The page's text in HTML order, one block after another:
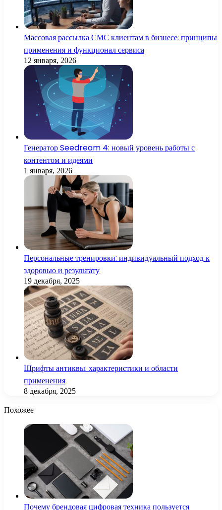
Массовая рассылка СМС клиентам в бизнесе: принципы
применения и функционал сервиса
12 января, 2026
Генератор Seedream 4: новый уровень работы с
контентом и идеями
1 января, 2026
Персональные тренировки: индивидуальный подход к
здоровью и результату
19 декабря, 2025
Шрифты антиквы: характеристики и области
применения
8 декабря, 2025
Похожее
Почему брендовая цифровая техника пользуется